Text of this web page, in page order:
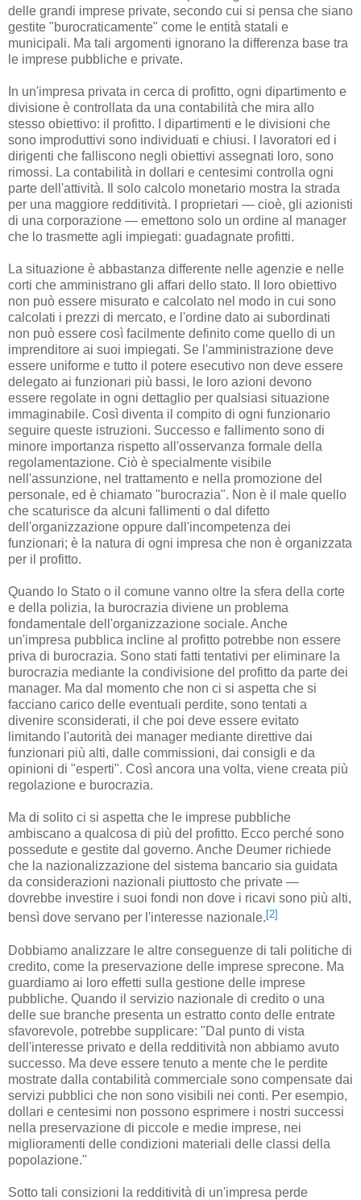
delle grandi imprese private, secondo cui si pensa che siano
gestite "burocraticamente" come le entità statali e
municipali. Ma tali argomenti ignorano la differenza base tra
le imprese pubbliche e private.
In un'impresa privata in cerca di profitto, ogni dipartimento e
divisione è controllata da una contabilità che mira allo
stesso obiettivo: il profitto. I dipartimenti e le divisioni che
sono improduttivi sono individuati e chiusi. I lavoratori ed i
dirigenti che falliscono negli obiettivi assegnati loro, sono
rimossi. La contabilità in dollari e centesimi controlla ogni
parte dell'attività. Il solo calcolo monetario mostra la strada
per una maggiore redditività. I proprietari — cioè, gli azionisti
di una corporazione — emettono solo un ordine al manager
che lo trasmette agli impiegati: guadagnate profitti.
La situazione è abbastanza differente nelle agenzie e nelle
corti che amministrano gli affari dello stato. Il loro obiettivo
non può essere misurato e calcolato nel modo in cui sono
calcolati i prezzi di mercato, e l'ordine dato ai subordinati
non può essere così facilmente definito come quello di un
imprenditore ai suoi impiegati. Se l'amministrazione deve
essere uniforme e tutto il potere esecutivo non deve essere
delegato ai funzionari più bassi, le loro azioni devono
essere regolate in ogni dettaglio per qualsiasi situazione
immaginabile. Così diventa il compito di ogni funzionario
seguire queste istruzioni. Successo e fallimento sono di
minore importanza rispetto all'osservanza formale della
regolamentazione. Ciò è specialmente visibile
nell'assunzione, nel trattamento e nella promozione del
personale, ed è chiamato "burocrazia". Non è il male quello
che scaturisce da alcuni fallimenti o dal difetto
dell'organizzazione oppure dall'incompetenza dei
funzionari; è la natura di ogni impresa che non è organizzata
per il profitto.
Quando lo Stato o il comune vanno oltre la sfera della corte
e della polizia, la burocrazia diviene un problema
fondamentale dell'organizzazione sociale. Anche
un'impresa pubblica incline al profitto potrebbe non essere
priva di burocrazia. Sono stati fatti tentativi per eliminare la
burocrazia mediante la condivisione del profitto da parte dei
manager. Ma dal momento che non ci si aspetta che si
facciano carico delle eventuali perdite, sono tentati a
divenire sconsiderati, il che poi deve essere evitato
limitando l'autorità dei manager mediante direttive dai
funzionari più alti, dalle commissioni, dai consigli e da
opinioni di "esperti". Così ancora una volta, viene creata più
regolazione e burocrazia.
Ma di solito ci si aspetta che le imprese pubbliche
ambiscano a qualcosa di più del profitto. Ecco perché sono
possedute e gestite dal governo. Anche Deumer richiede
che la nazionalizzazione del sistema bancario sia guidata
da considerazioni nazionali piuttosto che private —
dovrebbe investire i suoi fondi non dove i ricavi sono più alti,
bensì dove servano per l'interesse nazionale.[2]
Dobbiamo analizzare le altre conseguenze di tali politiche di
credito, come la preservazione delle imprese sprecone. Ma
guardiamo ai loro effetti sulla gestione delle imprese
pubbliche. Quando il servizio nazionale di credito o una
delle sue branche presenta un estratto conto delle entrate
sfavorevole, potrebbe supplicare: "Dal punto di vista
dell'interesse privato e della redditività non abbiamo avuto
successo. Ma deve essere tenuto a mente che le perdite
mostrate dalla contabilità commerciale sono compensate dai
servizi pubblici che non sono visibili nei conti. Per esempio,
dollari e centesimi non possono esprimere i nostri successi
nella preservazione di piccole e medie imprese, nei
miglioramenti delle condizioni materiali delle classi della
popolazione."
Sotto tali consizioni la redditività di un'impresa perde